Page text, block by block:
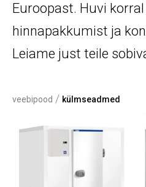
Euroopast. Huvi
hinnapakkumist ja
Leiame just teile
veebipood / külmseadmed